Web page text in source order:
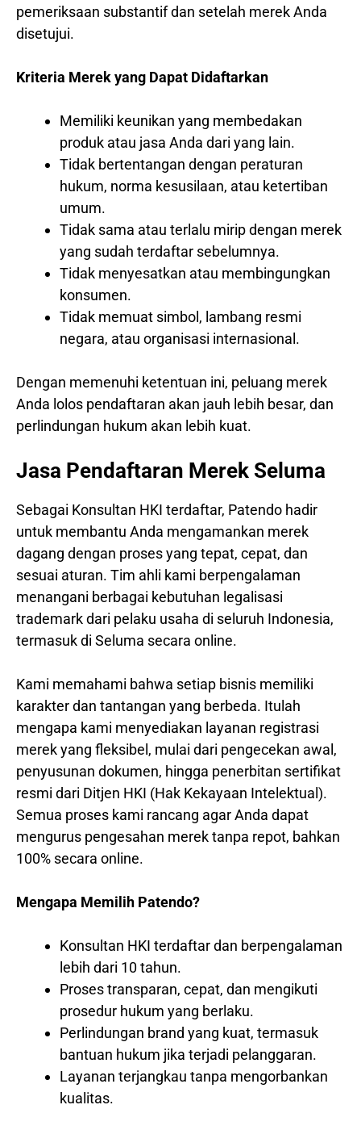
pemeriksaan substantif dan setelah merek Anda
disetujui.
Kriteria Merek yang Dapat Didaftarkan
Memiliki keunikan yang membedakan
produk atau jasa Anda dari yang lain.
Tidak bertentangan dengan peraturan
hukum, norma kesusilaan, atau ketertiban
umum.
Tidak sama atau terlalu mirip dengan merek
yang sudah terdaftar sebelumnya.
Tidak menyesatkan atau membingungkan
konsumen.
Tidak memuat simbol, lambang resmi
negara, atau organisasi internasional.
Dengan memenuhi ketentuan ini, peluang merek
Anda lolos pendaftaran akan jauh lebih besar, dan
perlindungan hukum akan lebih kuat.
Jasa Pendaftaran Merek Seluma
Sebagai Konsultan HKI terdaftar, Patendo hadir
untuk membantu Anda mengamankan merek
dagang dengan proses yang tepat, cepat, dan
sesuai aturan. Tim ahli kami berpengalaman
menangani berbagai kebutuhan legalisasi
trademark dari pelaku usaha di seluruh Indonesia,
termasuk di Seluma secara online.
Kami memahami bahwa setiap bisnis memiliki
karakter dan tantangan yang berbeda. Itulah
mengapa kami menyediakan layanan registrasi
merek yang fleksibel, mulai dari pengecekan awal,
penyusunan dokumen, hingga penerbitan sertifikat
resmi dari Ditjen HKI (Hak Kekayaan Intelektual).
Semua proses kami rancang agar Anda dapat
mengurus pengesahan merek tanpa repot, bahkan
100% secara online.
Mengapa Memilih Patendo?
Konsultan HKI terdaftar dan berpengalaman
lebih dari 10 tahun.
Proses transparan, cepat, dan mengikuti
prosedur hukum yang berlaku.
Perlindungan brand yang kuat, termasuk
bantuan hukum jika terjadi pelanggaran.
Layanan terjangkau tanpa mengorbankan
kualitas.